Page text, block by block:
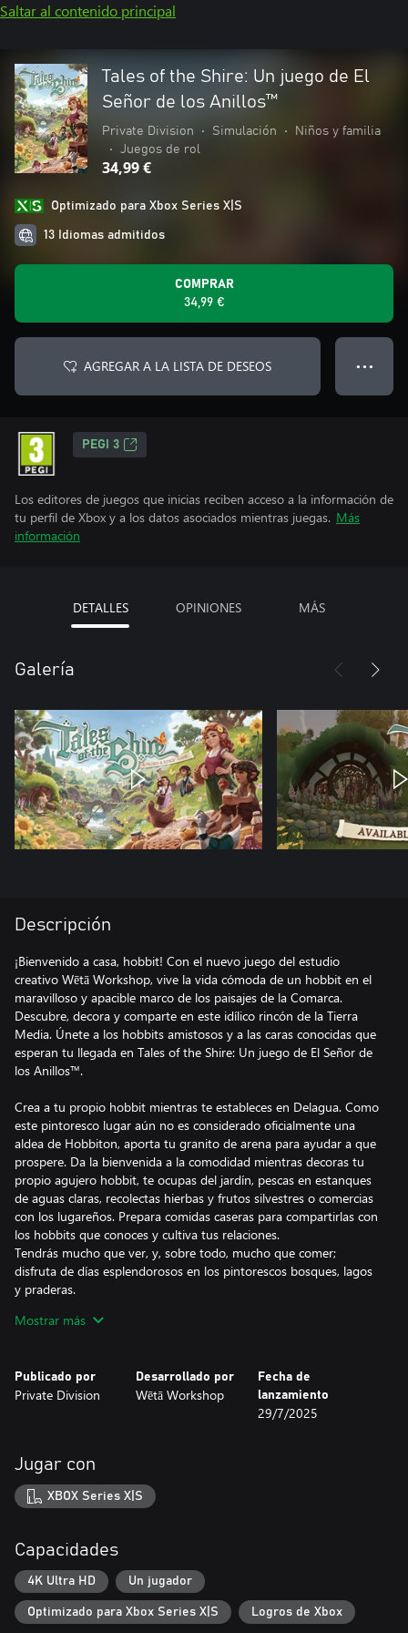
Saltar al contenido principal
Tales of the Shire: Un juego de El
Señor de los Anillos™
Private Division • Simulación •
Niños y familia
•
Juegos de rol
34,99 €
Optimizado para Xbox Series X|S
13 Idiomas admitidos
COMPRAR
34,99 €
AGREGAR A LA LISTA DE DESEOS ● ● ●
PEGI 3
Los editores de juegos que inicias reciben acceso a la información de
tu perfil de Xbox y a los datos asociados mientras juegas. Más
información
DETALLES OPINIONES MÁS
Galería
Descripción
¡Bienvenido a casa, hobbit! Con el nuevo juego del estudio
creativo Wētā Workshop, vive la vida cómoda de un hobbit en el
maravilloso y apacible marco de los paisajes de la Comarca.
Descubre, decora y comparte en este idílico rincón de la Tierra
Media. Únete a los hobbits amistosos y a las caras conocidas que
esperan tu llegada en Tales of the Shire: Un juego de El Señor de
los Anillos™.
Crea a tu propio hobbit mientras te estableces en Delagua. Como
este pintoresco lugar aún no es considerado oficialmente una
aldea de Hobbiton, aporta tu granito de arena para ayudar a que
prospere. Da la bienvenida a la comodidad mientras decoras tu
propio agujero hobbit, te ocupas del jardín, pescas en estanques
de aguas claras, recolectas hierbas y frutos silvestres o comercias
con los lugareños. Prepara comidas caseras para compartirlas con
los hobbits que conoces y cultiva tus relaciones.
Tendrás mucho que ver, y, sobre todo, mucho que comer;
disfruta de días esplendorosos en los pintorescos bosques, lagos
y praderas.
Relájate en un sitio en el que lo más importante son las cosas
de El Señor de los Anillos™.
Disfruta de tu nuevo hogar, hobbit: ¡Juega como uno de los
hobbits de los célebres libros de J.R.R. Tolkien! Personaliza tu
aspecto y luce tu mejor atuendo hobbit, para el que dispondrás
agujero hobbit y transforma el acogedor espacio colocando sin
cuadrículas los muebles con los que quieras decorarlo. Descubre
qué novedades le deparará cada nuevo día a Delagua mientras te
instalas en tu apacible hogar para disfrutar de un merecido
descanso.
Mostrar más
Publicado por
Private Division
Desarrollado por
Wētā Workshop
Fecha de
lanzamiento
29/7/2025
Jugar con
XBOX Series X|S
Capacidades
4K Ultra HD Un jugador
Optimizado para Xbox Series X|S Logros de Xbox